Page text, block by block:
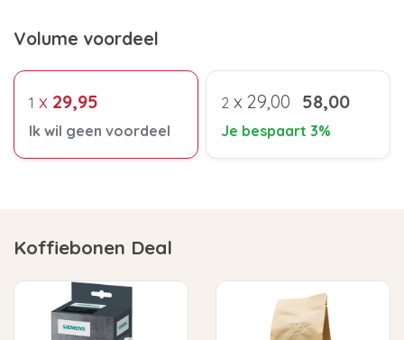
Volume voordeel
1 x 29,95
Ik wil geen voordeel
2 x 29,00 58,00
Je bespaart 3%
Koffiebonen Deal